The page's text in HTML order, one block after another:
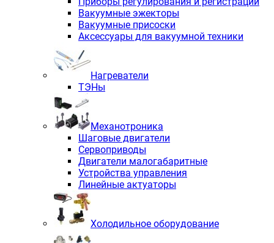
Вакуумные эжекторы
Вакуумные присоски
Аксессуары для вакуумной техники
Нагреватели
ТЭНы
Механотроника
Шаговые двигатели
Сервоприводы
Двигатели малогабаритные
Устройства управления
Линейные актуаторы
Холодильное оборудование